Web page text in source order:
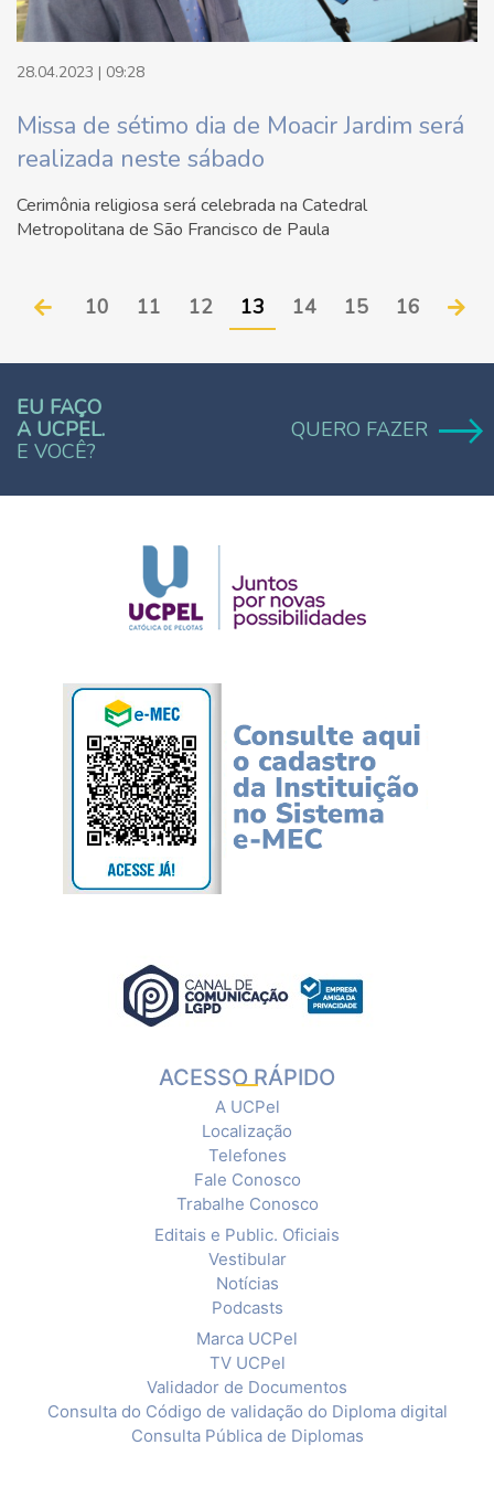
28.04.2023 | 09:28
Missa de sétimo dia de Moacir Jardim será
realizada neste sábado
Cerimônia religiosa será celebrada na Catedral
Metropolitana de São Francisco de Paula
10 11 12 13 14 15 16
EU FAÇO
A UCPEL.
E VOCÊ?
QUERO FAZER
ACESSO RÁPIDO
A UCPel
Localização
Telefones
Fale Conosco
Trabalhe Conosco
Editais e Public. Oficiais
Vestibular
Notícias
Podcasts
Marca UCPel
TV UCPel
Validador de Documentos
Consulta do Código de validação do Diploma digital
Consulta Pública de Diplomas